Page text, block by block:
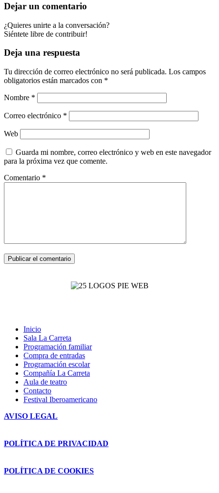
Dejar un comentario
¿Quieres unirte a la conversación?
Siéntete libre de contribuir!
Deja una respuesta
Tu dirección de correo electrónico no será publicada. Los campos
obligatorios están marcados con *
Nombre *
Correo electrónico *
Web
Guarda mi nombre, correo electrónico y web en este navegador
para la próxima vez que comente.
Comentario *
Inicio
Sala La Carreta
Programación familiar
Compra de entradas
Programación escolar
Compañía La Carreta
Aula de teatro
Contacto
Festival Iberoamericano
AVISO LEGAL
POLÍTICA DE PRIVACIDAD
POLÍTICA DE COOKIES